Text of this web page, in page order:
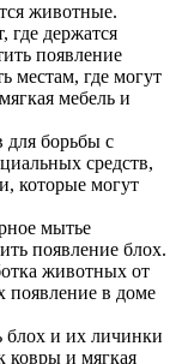
животные.
где держатся
появление
местам, где могут
мебель и
для борьбы с
средств,
которые могут
мытье
появление блох.
животных от
появление в доме
блох и их личинки
ковры и мягкая